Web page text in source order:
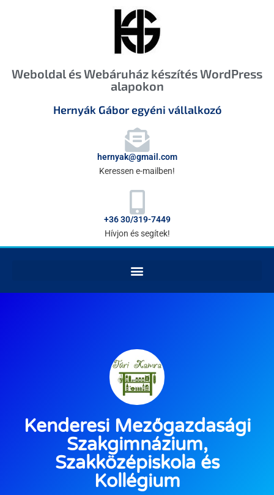
Weboldal és Webáruház készítés WordPress
alapokon
Hernyák Gábor egyéni vállalkozó
hernyak@gmail.com
Keressen e-mailben!
+36 30/319-7449
Hívjon és segítek!
Kenderesi Mezőgazdasági
Szakgimnázium,
Szakközépiskola és
Kollégium